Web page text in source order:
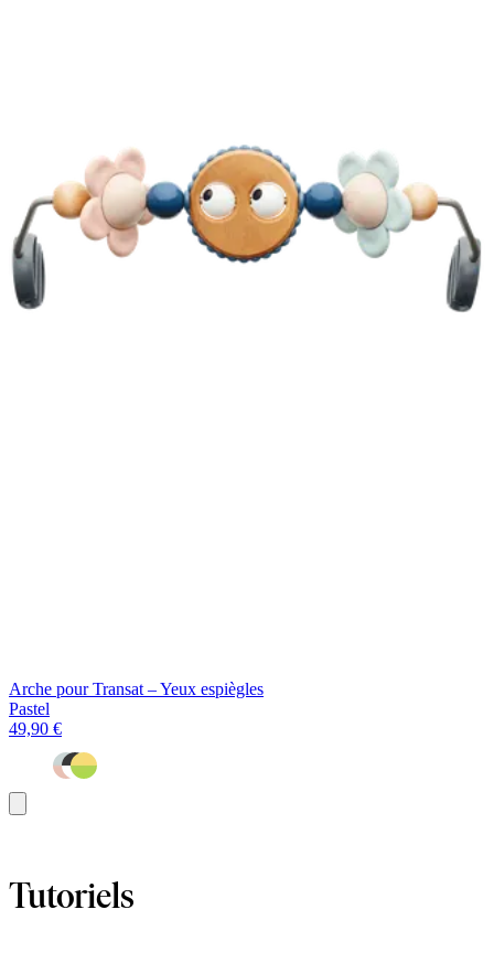
Arche pour Transat – Yeux espiègles
Pastel
49,90 €
au
Tutoriels